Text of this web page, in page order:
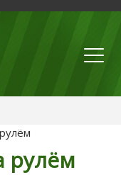
рулём